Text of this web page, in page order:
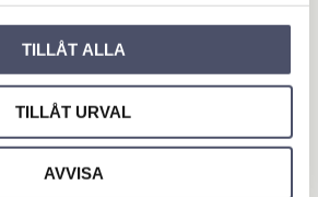
TILLÅT ALLA
TILLÅT URVAL
AVVISA